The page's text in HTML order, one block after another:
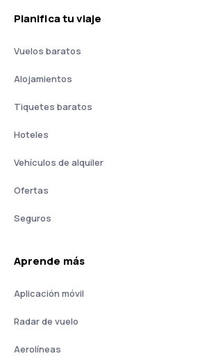
Planifica tu viaje
Vuelos baratos
Alojamientos
Tiquetes baratos
Hoteles
Vehículos de alquiler
Ofertas
Seguros
Aprende más
Aplicación móvil
Radar de vuelo
Aerolíneas